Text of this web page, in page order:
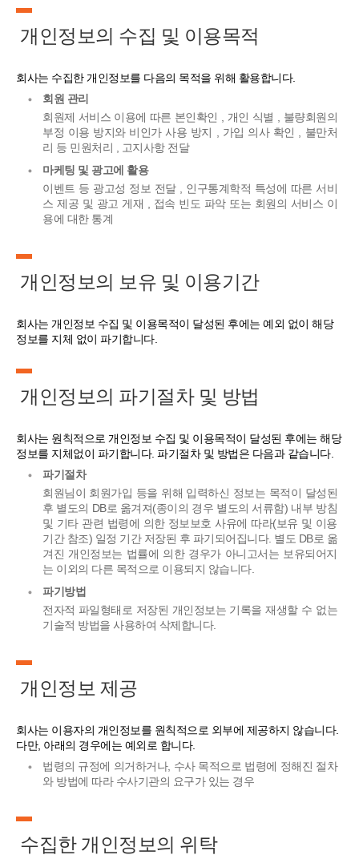
개인정보의 수집 및 이용목적
회사는 수집한 개인정보를 다음의 목적을 위해 활용합니다.
회원 관리
회원제 서비스 이용에 따른 본인확인 , 개인 식별 , 불량회원의
부정 이용 방지와 비인가 사용 방지 , 가입 의사 확인 , 불만처
리 등 민원처리 , 고지사항 전달
마케팅 및 광고에 활용
이벤트 등 광고성 정보 전달 , 인구통계학적 특성에 따른 서비
스 제공 및 광고 게재 , 접속 빈도 파악 또는 회원의 서비스 이
용에 대한 통계
개인정보의 보유 및 이용기간
회사는 개인정보 수집 및 이용목적이 달성된 후에는 예외 없이 해당
정보를 지체 없이 파기합니다.
개인정보의 파기절차 및 방법
회사는 원칙적으로 개인정보 수집 및 이용목적이 달성된 후에는 해당
정보를 지체없이 파기합니다. 파기절차 및 방법은 다음과 같습니다.
파기절차
회원님이 회원가입 등을 위해 입력하신 정보는 목적이 달성된
후 별도의 DB로 옮겨져(종이의 경우 별도의 서류함) 내부 방침
및 기타 관련 법령에 의한 정보보호 사유에 따라(보유 및 이용
기간 참조) 일정 기간 저장된 후 파기되어집니다. 별도 DB로 옮
겨진 개인정보는 법률에 의한 경우가 아니고서는 보유되어지
는 이외의 다른 목적으로 이용되지 않습니다.
파기방법
전자적 파일형태로 저장된 개인정보는 기록을 재생할 수 없는
기술적 방법을 사용하여 삭제합니다.
개인정보 제공
회사는 이용자의 개인정보를 원칙적으로 외부에 제공하지 않습니다.
다만, 아래의 경우에는 예외로 합니다.
법령의 규정에 의거하거나, 수사 목적으로 법령에 정해진 절차
와 방법에 따라 수사기관의 요구가 있는 경우
수집한 개인정보의 위탁